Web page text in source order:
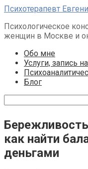
Перейти
контенту
Психотерапевт
Психологическое
женщин в Москве и
Обо мне
Услуги, запись
Блог
как найти
деньгами